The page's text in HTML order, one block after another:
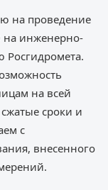
на проведение
на инженерно-
Росгидромета.
на всей
сроки и
с
внесенного